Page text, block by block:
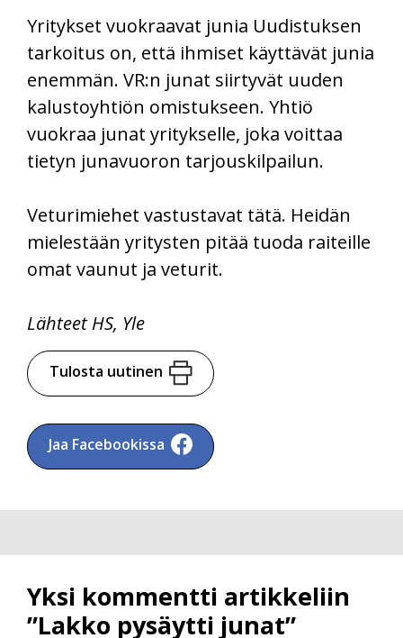
Yritykset vuokraavat junia Uudistuksen
tarkoitus on, että ihmiset käyttävät junia
enemmän. VR:n junat siirtyvät uuden
kalustoyhtiön omistukseen. Yhtiö
vuokraa junat yritykselle, joka voittaa
tietyn junavuoron tarjouskilpailun.
Veturimiehet vastustavat tätä. Heidän
mielestään yritysten pitää tuoda raiteille
omat vaunut ja veturit.
Lähteet HS, Yle
Tulosta uutinen
Jaa Facebookissa
Yksi kommentti artikkeliin
”Lakko pysäytti junat”